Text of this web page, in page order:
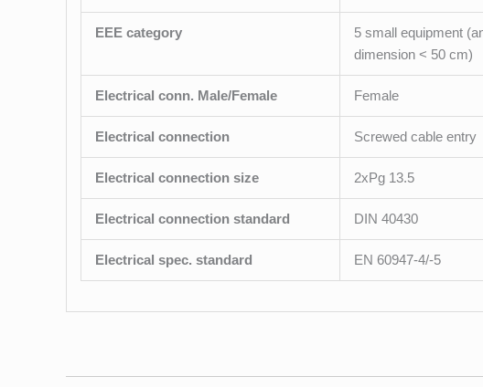
EEE category
5 small equipment
dimension < 50 cm)
Electrical conn. Male/Female Female
Electrical connection Screwed cable entry
Electrical connection size 2xPg 13.5
Electrical connection standard DIN 40430
Electrical spec. standard EN 60947-4/-5